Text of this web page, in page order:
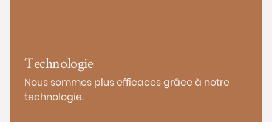
Technologie
Nous sommes plus efficaces grâce à notre
technologie.